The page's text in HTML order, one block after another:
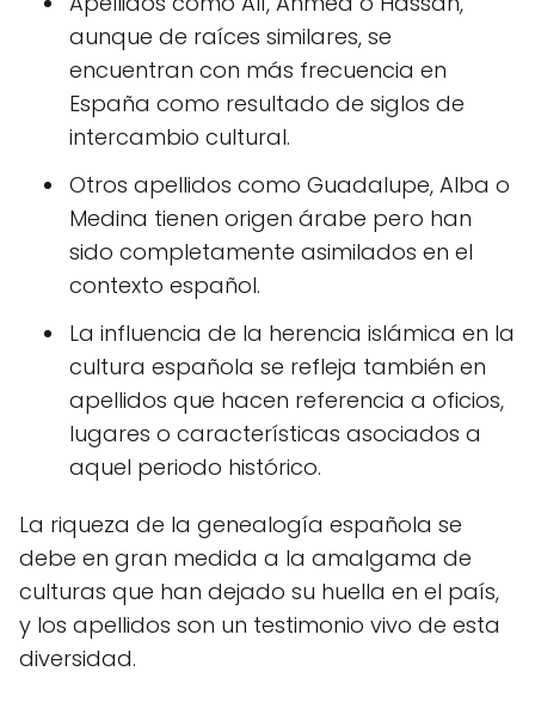
aunque de raíces similares, se
encuentran con más frecuencia en
España como resultado de siglos de
intercambio cultural.
Otros apellidos como Guadalupe, Alba o
Medina tienen origen árabe pero han
sido completamente asimilados en el
contexto español.
La influencia de la herencia islámica en la
cultura española se refleja también en
apellidos que hacen referencia a oficios,
lugares o características asociados a
aquel periodo histórico.
La riqueza de la genealogía española se
debe en gran medida a la amalgama de
culturas que han dejado su huella en el país,
y los apellidos son un testimonio vivo de esta
diversidad.